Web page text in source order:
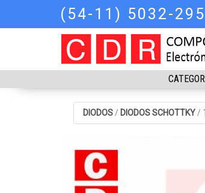
(54-11) 5032-
DIODOS / DIODOS SCHOTTKY /